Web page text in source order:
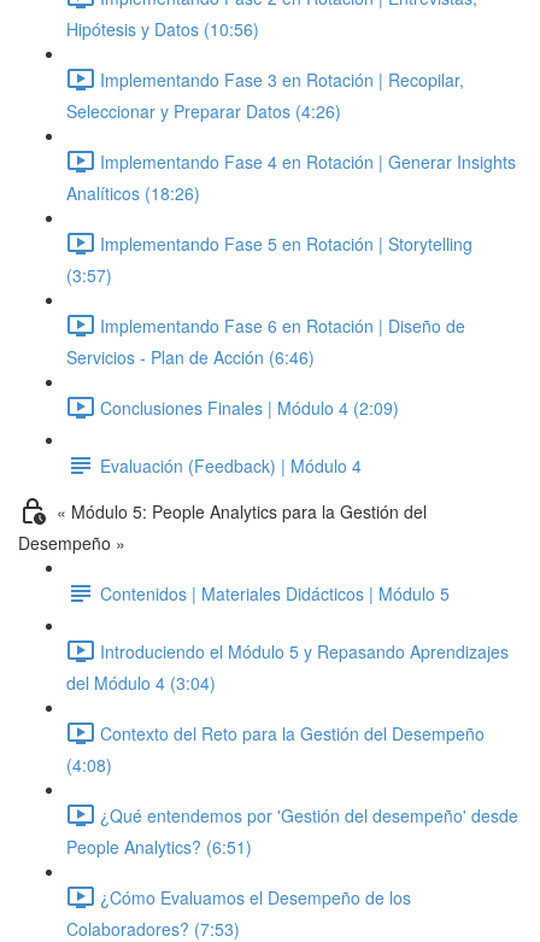
Hipótesis y Datos (10:56)
Implementando Fase 3 en Rotación | Recopilar,
Seleccionar y Preparar Datos (4:26)
Implementando Fase 4 en Rotación | Generar Insights
Analíticos (18:26)
Implementando Fase 5 en Rotación | Storytelling
(3:57)
Implementando Fase 6 en Rotación | Diseño de
Servicios - Plan de Acción (6:46)
Conclusiones Finales | Módulo 4 (2:09)
Evaluación (Feedback) | Módulo 4
« Módulo 5: People Analytics para la Gestión del
Desempeño »
Contenidos | Materiales Didácticos | Módulo 5
Introduciendo el Módulo 5 y Repasando Aprendizajes
del Módulo 4 (3:04)
Contexto del Reto para la Gestión del Desempeño
(4:08)
¿Qué entendemos por 'Gestión del desempeño' desde
People Analytics? (6:51)
¿Cómo Evaluamos el Desempeño de los
Colaboradores? (7:53)